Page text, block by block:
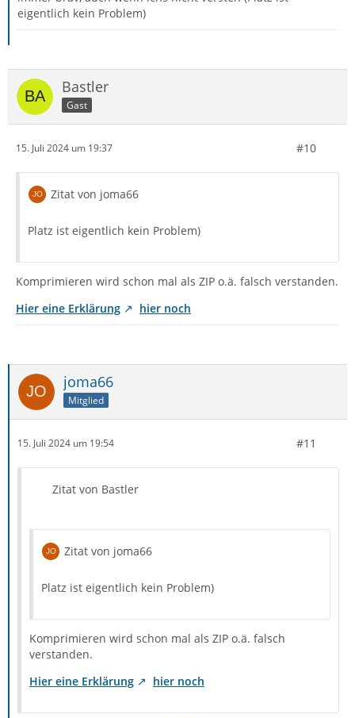
eigentlich kein Problem)
Bastler
Gast
15. Juli 2024 um 19:37 #10
Zitat von joma66
Platz ist eigentlich kein Problem)
Komprimieren wird schon mal als ZIP o.ä. falsch verstanden.
Hier eine Erklärung
hier noch
joma66
Mitglied
15. Juli 2024 um 19:54 #11
Zitat von Bastler
Zitat von joma66
Platz ist eigentlich kein Problem)
Komprimieren wird schon mal als ZIP o.ä. falsch
verstanden.
Hier eine Erklärung
hier noch